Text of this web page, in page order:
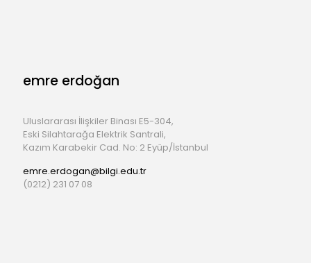
emre erdoğan
Uluslararası İlişkiler Binası E5-304,
Eski Silahtarağa Elektrik Santrali,
Kazım Karabekir Cad. No: 2 Eyüp/İstanbul
emre.erdogan@bilgi.edu.tr
(0212) 231 07 08